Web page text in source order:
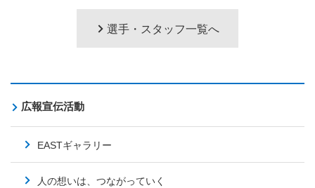
選手・スタッフ一覧へ
広報宣伝活動
EASTギャラリー
人の想いは、つながっていく